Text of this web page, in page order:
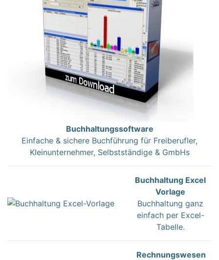
Buchhaltungssoftware
Einfache & sichere Buchführung für Freiberufler,
Kleinunternehmer, Selbstständige & GmbHs
Buchhaltung Excel
Vorlage
Buchhaltung ganz
einfach per Excel-
Tabelle.
Rechnungswesen